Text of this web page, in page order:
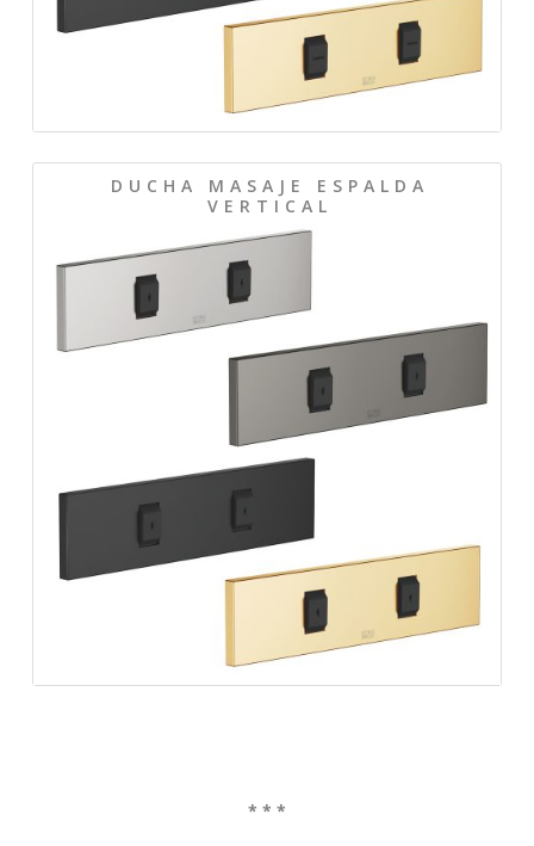
D U C H A M A S A J E E S P A L D A
V E R T I C A L
* * *